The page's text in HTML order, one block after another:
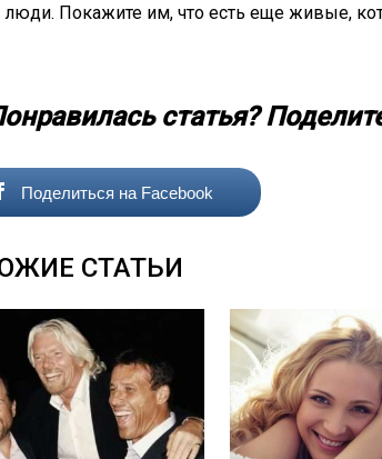
люди. Покажите им, что есть еще живые,
статья?
Поделиться на Facebook
СТАТЬИ